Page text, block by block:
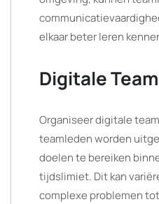
elkaar beter leren
Digitale
Organiseer digitale
teamleden worden
doelen te bereiken
tijdslimiet. Dit kan
complexe problemen